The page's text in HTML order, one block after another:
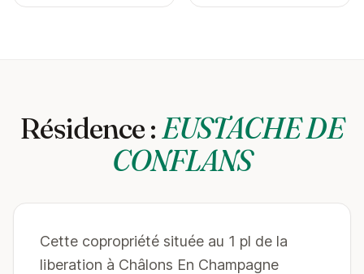
Résidence :EUSTACHE DE
CONFLANS
Cette copropriété située au 1 pl de la
liberation à Châlons En Champagne